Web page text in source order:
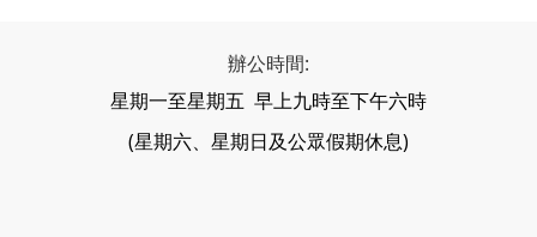
辦公時間:
星期一至星期五 早上九時至下午六時
(星期六、星期日及公眾假期休息)